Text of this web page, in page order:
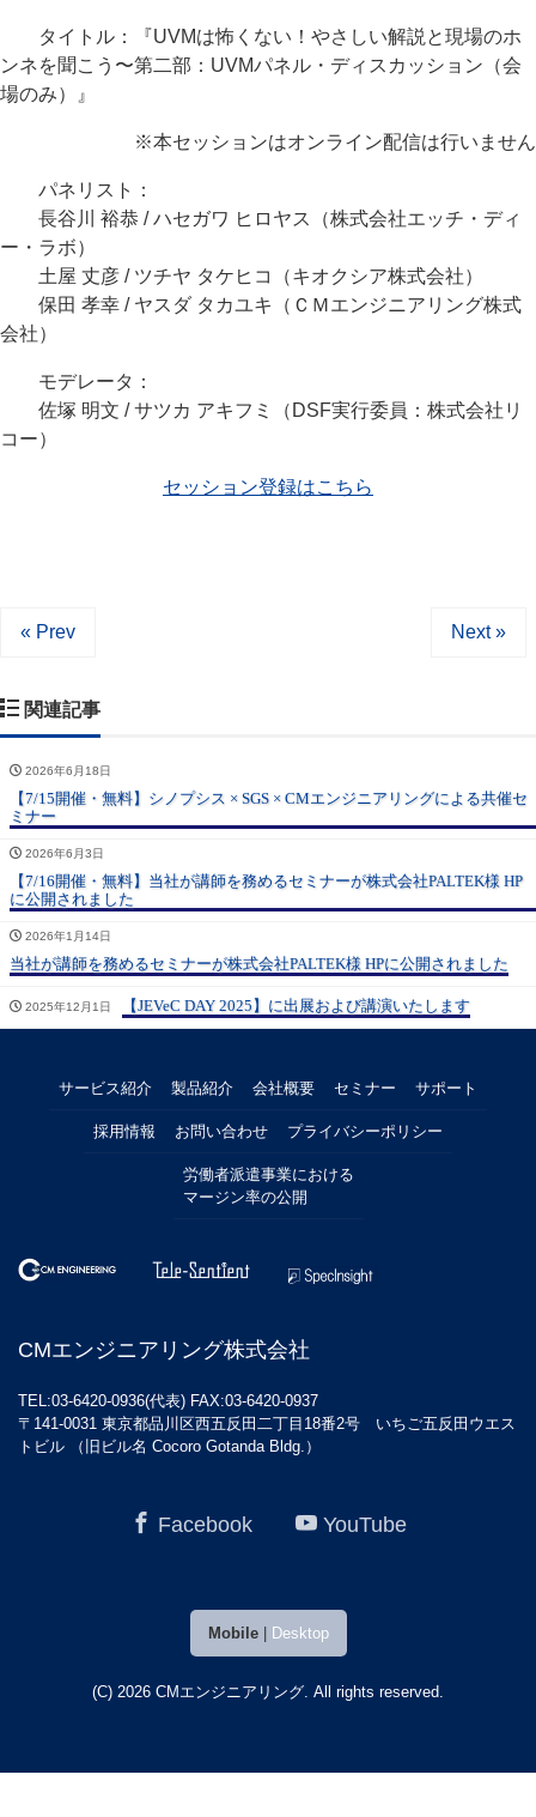
タイトル：『UVMは怖くない！やさしい解説と現場のホ
ンネを聞こう〜第二部：UVMパネル・ディスカッション（会
場のみ）』
※本セッションはオンライン配信は行いません
パネリスト：
長谷川 裕恭 / ハセガワ ヒロヤス（株式会社エッチ・ディ
ー・ラボ）
土屋 丈彦 / ツチヤ タケヒコ（キオクシア株式会社）
保田 孝幸 / ヤスダ タカユキ（ＣＭエンジニアリング株式
会社）
モデレータ：
佐塚 明文 / サツカ アキフミ（DSF実行委員：株式会社リ
コー）
セッション登録はこちら
« Prev Next »
関連記事
2026年6月18日
【7/15開催・無料】シノプシス × SGS × CMエンジニアリングによる共催セ
ミナー
2026年6月3日
【7/16開催・無料】当社が講師を務めるセミナーが株式会社PALTEK様 HP
に公開されました
2026年1月14日
当社が講師を務めるセミナーが株式会社PALTEK様 HPに公開されました
2025年12月1日 【JEVeC DAY 2025】に出展および講演いたします
サービス紹介 製品紹介 会社概要 セミナー サポート
採用情報 お問い合わせ プライバシーポリシー
労働者派遣事業における
マージン率の公開
CMエンジニアリング株式会社
TEL:03-6420-0936(代表) FAX:03-6420-0937
〒141-0031 東京都品川区西五反田二丁目18番2号 いちご五反田ウエス
トビル （旧ビル名 Cocoro Gotanda Bldg.）
Facebook YouTube
Mobile| Desktop
(C) 2026 CMエンジニアリング. All rights reserved.